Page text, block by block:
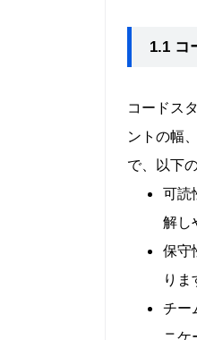
1.1 コ
コードス
ントの幅
で、以下
可読
解し
保守
りま
チー